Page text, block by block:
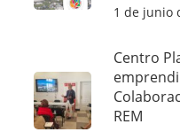
1 de junio
Centro
REM